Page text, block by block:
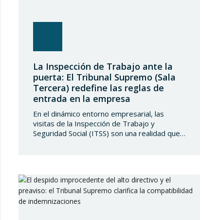
La Inspección de Trabajo ante la
puerta: El Tribunal Supremo (Sala
Tercera) redefine las reglas de
entrada en la empresa
En el dinámico entorno empresarial, las
visitas de la Inspección de Trabajo y
Seguridad Social (ITSS) son una realidad que
estas actuaciones, poniendo en el centro del
debate un derecho fundamental: la…